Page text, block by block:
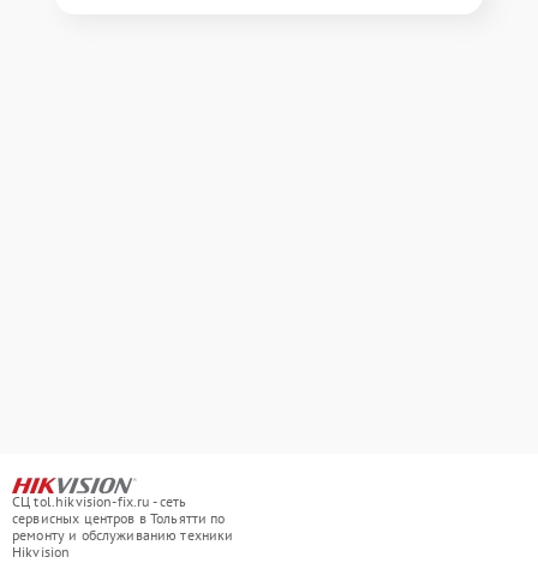
СЦ tol.hikvision-fix.ru - сеть
сервисных центров в Тольятти по
ремонту и обслуживанию техники
Hikvision